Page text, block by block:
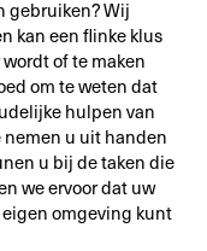
gebruiken? Wij
kan een flinke klus
of te maken
om te weten dat
hulpen van
nemen u uit handen
u bij de taken die
we ervoor dat uw
omgeving kunt